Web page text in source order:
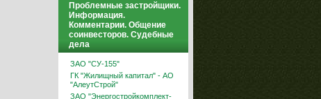
Проблемные застройщики.
Информация.
Комментарии. Общение
соинвесторов. Судебные
дела
ЗАО "СУ-155"
ГК "Жилищный капитал" - АО
"АлеутСтрой"
ЗАО "Энергостройкомплект-